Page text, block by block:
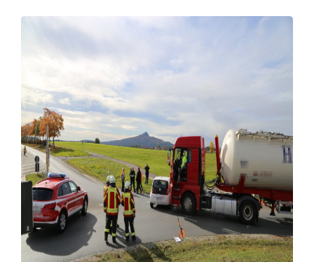
k
o
l
l